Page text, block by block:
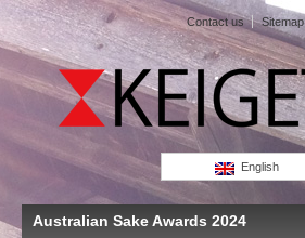
Contact us Sitemap
English
Australian Sake Awards 2024